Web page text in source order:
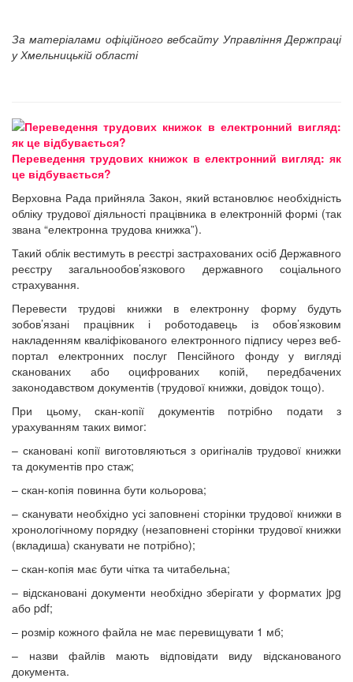
За матеріалами офіційного вебсайту Управління Держпраці
у Хмельницькій області
Переведення трудових книжок в електронний вигляд: як
це відбувається?
Верховна Рада прийняла Закон, який встановлює необхідність
обліку трудової діяльності працівника в електронній формі (так
звана “електронна трудова книжка”).
Такий облік вестимуть в реєстрі застрахованих осіб Державного
реєстру загальнообов’язкового державного соціального
страхування.
Перевести трудові книжки в електронну форму будуть
зобов’язані працівник і роботодавець із обов’язковим
накладенням кваліфікованого електронного підпису через веб-
портал електронних послуг Пенсійного фонду у вигляді
сканованих або оцифрованих копій, передбачених
законодавством документів (трудової книжки, довідок тощо).
При цьому, скан-копії документів потрібно подати з
урахуванням таких вимог:
– скановані копії виготовляються з оригіналів трудової книжки
та документів про стаж;
– скан-копія повинна бути кольорова;
– сканувати необхідно усі заповнені сторінки трудової книжки в
хронологічному порядку (незаповнені сторінки трудової книжки
(вкладиша) сканувати не потрібно);
– скан-копія має бути чітка та читабельна;
– відскановані документи необхідно зберігати у форматих jpg
або pdf;
– розмір кожного файла не має перевищувати 1 мб;
– назви файлів мають відповідати виду відсканованого
документа.